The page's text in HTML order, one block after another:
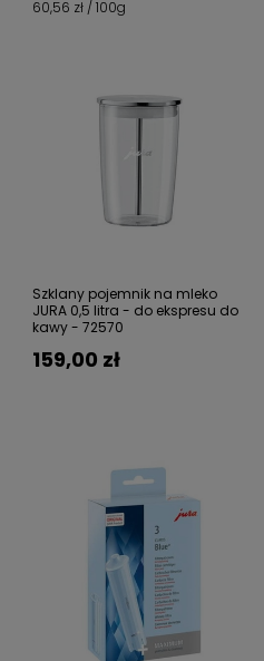
60,56 zł / 100g
Szklany pojemnik na mleko
JURA 0,5 litra - do ekspresu do
kawy - 72570
159,00 zł